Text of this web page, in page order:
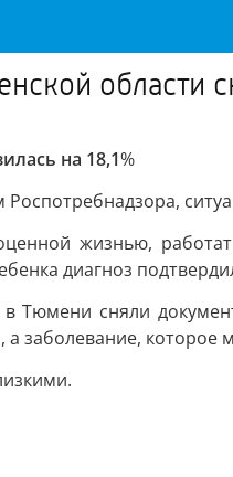
области
на 18,1%
жизнью,
диагноз
сняли
заболевание, которое